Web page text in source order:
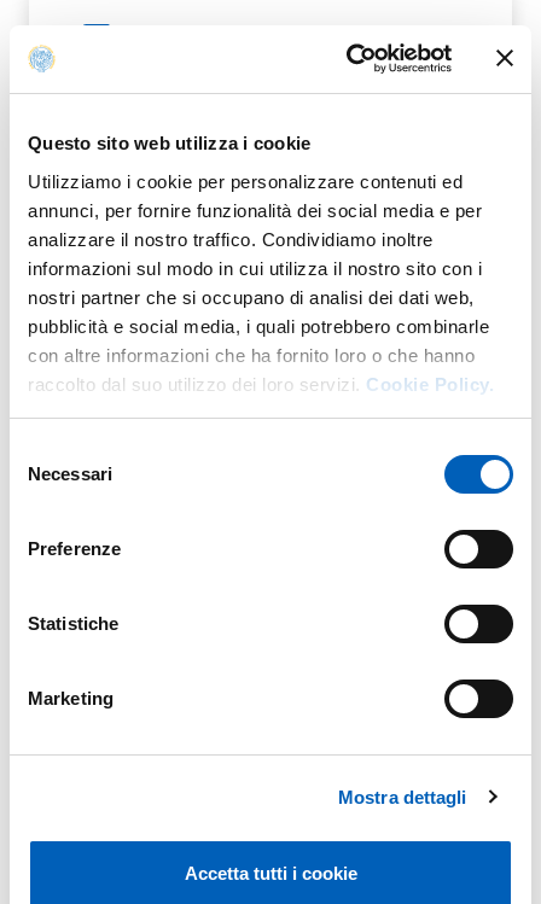
Questo sito web utilizza i cookie
Utilizziamo i cookie per personalizzare contenuti ed
annunci, per fornire funzionalità dei social media e per
analizzare il nostro traffico. Condividiamo inoltre
informazioni sul modo in cui utilizza il nostro sito con i
nostri partner che si occupano di analisi dei dati web,
pubblicità e social media, i quali potrebbero combinarle
con altre informazioni che ha fornito loro o che hanno
raccolto dal suo utilizzo dei loro servizi. Cookie Policy.
delNecessari
Preferenze
Statistiche
Marketing
Mostra dettagli
Accetta tutti i cookie
CALL FOR APPLICATION - BANDO DI
DECRETO NOMINA COMMISSIONE ITA-
LIST OF THE ADMITTED CANDIDATES TO